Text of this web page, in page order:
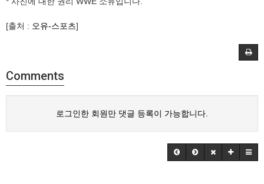
[출처 : 오유-스포츠]
Comments
로그인한 회원만 댓글 등록이 가능합니다.